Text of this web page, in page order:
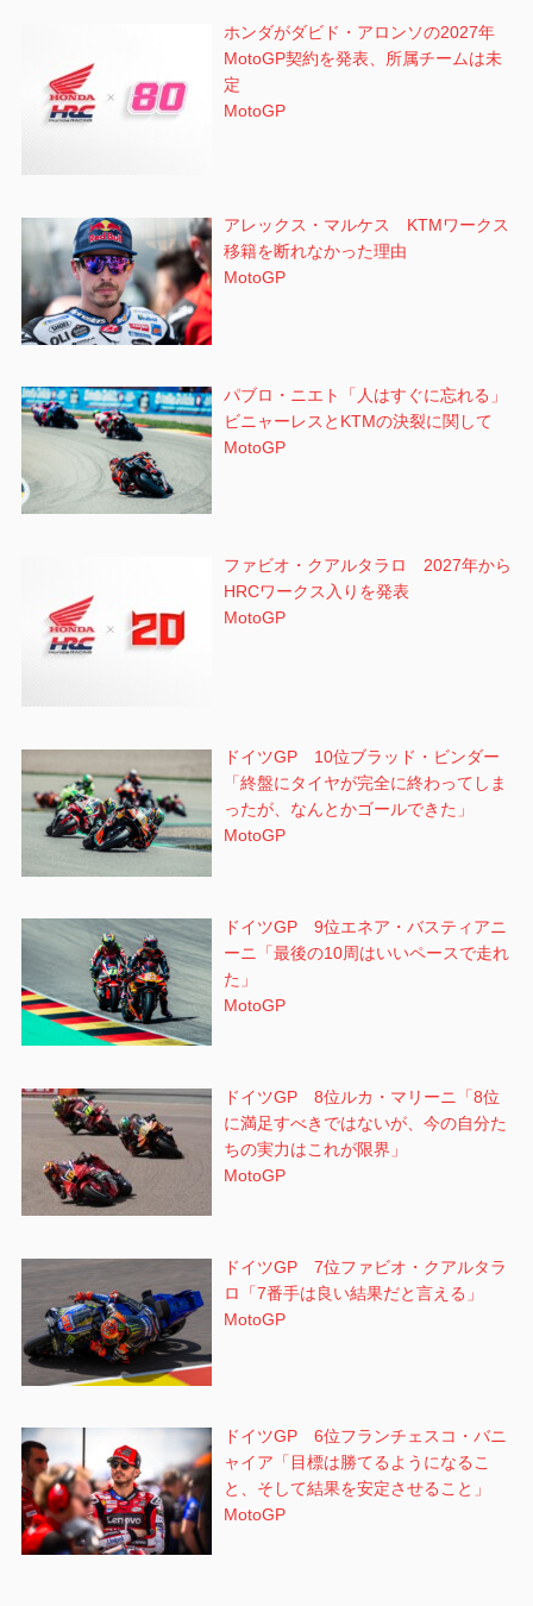
ホンダがダビド・アロンソの2027年
MotoGP契約を発表、所属チームは未
定
MotoGP
アレックス・マルケス KTMワークス
移籍を断れなかった理由
MotoGP
パブロ・ニエト「人はすぐに忘れる」
ビニャーレスとKTMの決裂に関して
MotoGP
ファビオ・クアルタラロ 2027年から
HRCワークス入りを発表
MotoGP
ドイツGP 10位ブラッド・ビンダー
「終盤にタイヤが完全に終わってしま
ったが、なんとかゴールできた」
MotoGP
ドイツGP 9位エネア・バスティアニ
ーニ「最後の10周はいいペースで走れ
た」
MotoGP
ドイツGP 8位ルカ・マリーニ「8位
に満足すべきではないが、今の自分た
ちの実力はこれが限界」
MotoGP
ドイツGP 7位ファビオ・クアルタラ
ロ「7番手は良い結果だと言える」
MotoGP
ドイツGP 6位フランチェスコ・バニ
ャイア「目標は勝てるようになるこ
と、そして結果を安定させること」
MotoGP